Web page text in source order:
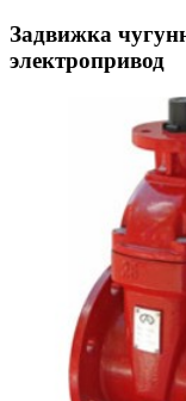
Задвижка
электропривод